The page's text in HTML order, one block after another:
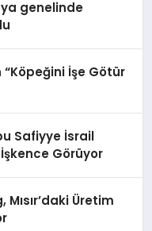
genelinde
“Köpeğini İşe Götür
Safiyye İsrail
Görüyor
Üretim